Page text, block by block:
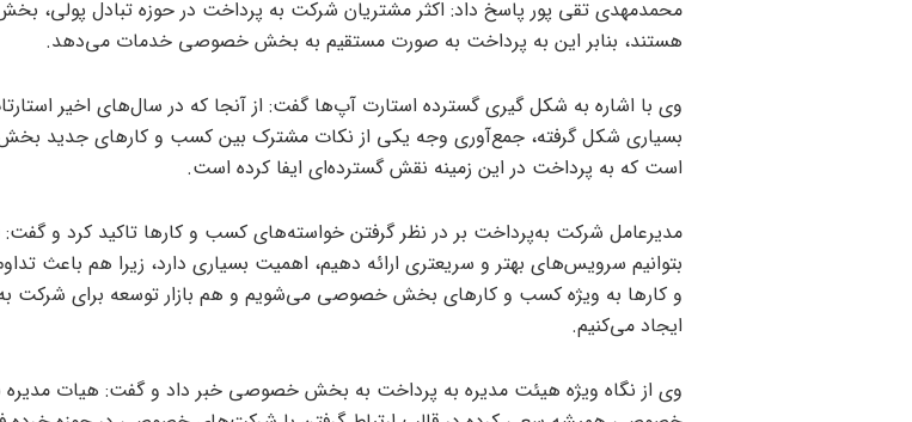
محمدمهدی تقی پور پاسخ داد: اکثر مشتریان شرکت به پرداخت در حوزه تبادل پولی،
هستند، بنابر این به پرداخت به صورت مستقیم به بخش خصوصی خدمات می‌دهد.
وی با اشاره به شکل گیری گسترده استارت آپ‌ها گفت: از آنجا که در سال‌های اخیر
بسیاری شکل گرفته، جمع‌آوری وجه یکی از نکات مشترک بین کسب و کار‌های جدید
است که به پرداخت در این زمینه نقش گسترده‌ای ایفا کرده است.
مدیرعامل شرکت به‌پرداخت بر در نظر گرفتن خواسته‌های کسب و کار‌ها تاکید کرد و گفت:
بتوانیم سرویس‌های بهتر و سریعتری ارائه دهیم، اهمیت بسیاری دارد، زیرا هم باعث
و کار‌ها به ویژه کسب و کار‌های بخش خصوصی می‌شویم و هم بازار توسعه برای شرکت
ایجاد می‌کنیم.
وی از نگاه ویژه هیئت مدیره به پرداخت به بخش خصوصی خبر داد و گفت: هیات